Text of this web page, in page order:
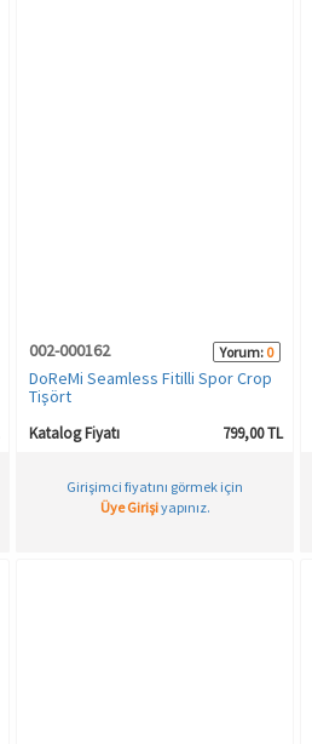
002-000162 Yorum: 0
DoReMi Seamless Fitilli Spor Crop
Tişört
Katalog Fiyatı 799,00 TL
Girişimci fiyatını görmek için
Üye Girişiyapınız.